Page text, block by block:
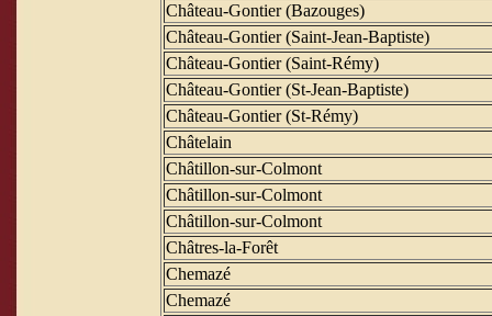
Château-Gontier (Bazouges)
Château-Gontier (Saint-Jean-Baptiste)
Château-Gontier (Saint-Rémy)
Château-Gontier (St-Jean-Baptiste)
Château-Gontier (St-Rémy)
Châtelain
Châtillon-sur-Colmont
Châtillon-sur-Colmont
Châtillon-sur-Colmont
Châtres-la-Forêt
Chemazé
Chemazé